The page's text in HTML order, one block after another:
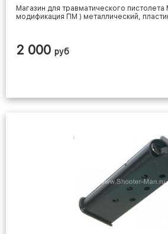
Магазин для травматического
модификация ПМ ) металлический,
2 000 руб